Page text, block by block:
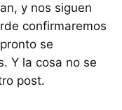
y nos siguen
confirmaremos
se
Y la cosa no se
post.